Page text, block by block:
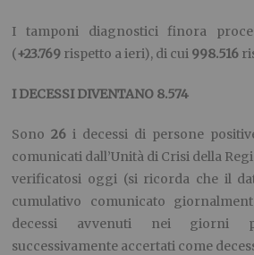
I tamponi diagnostici finora
(+23.769 rispetto a ieri), di cui 998.516
I DECESSI DIVENTANO 8.574
Sono26 i decessi di persone
comunicati dall’Unità di Crisi della
verificatosi oggi (si ricorda che il
cumulativo comunicato
decessi avvenuti nei giorni
successivamente accertati come